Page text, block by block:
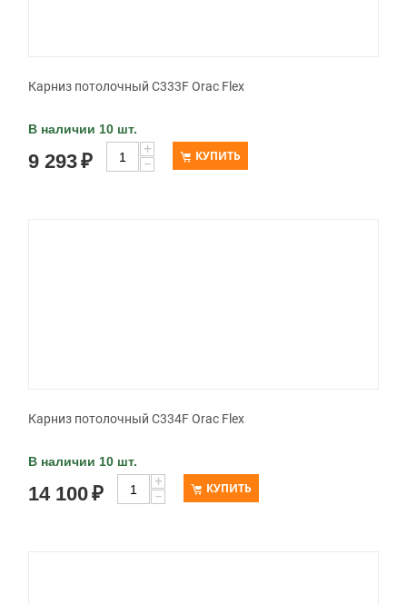
Карниз потолочный C333F Orac Flex
В наличии 10 шт.
9 293₽
+
−
КУПИТЬ
Карниз потолочный C334F Orac Flex
В наличии 10 шт.
14 100₽
+
−
КУПИТЬ